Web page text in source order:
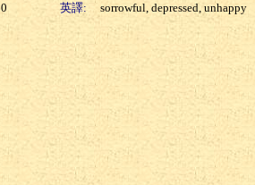
英譯: sorrowful, depressed, unhappy